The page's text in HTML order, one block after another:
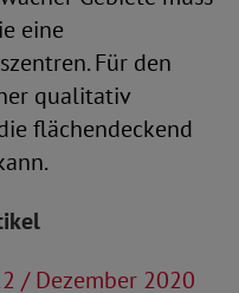
eine
Für den
qualitativ
flächendeckend
/ Dezember 2020